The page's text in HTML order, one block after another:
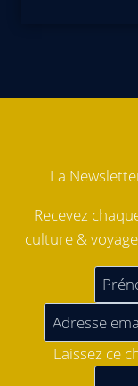
La
Recevez
culture &
Laissez ce